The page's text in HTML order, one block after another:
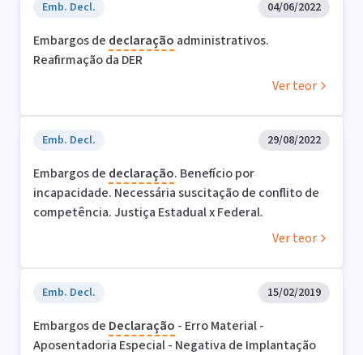
Emb. Decl. 04/06/2022
Embargos de declaração administrativos.
Reafirmação da DER
Ver teor
Emb. Decl. 29/08/2022
Embargos de declaração. Benefício por
incapacidade. Necessária suscitação de conflito de
competência. Justiça Estadual x Federal.
Ver teor
Emb. Decl. 15/02/2019
Embargos de Declaração - Erro Material -
Aposentadoria Especial - Negativa de Implantação